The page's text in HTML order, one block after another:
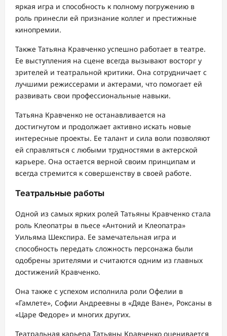
яркая игра и способность к полному погружению в
роль принесли ей признание коллег и престижные
кинопремии.
Также Татьяна Кравченко успешно работает в театре.
Ее выступления на сцене всегда вызывают восторг у
зрителей и театральной критики. Она сотрудничает с
лучшими режиссерами и актерами, что помогает ей
развивать свои профессиональные навыки.
Татьяна Кравченко не останавливается на
достигнутом и продолжает активно искать новые
интересные проекты. Ее талант и сила воли позволяют
ей справляться с любыми трудностями в актерской
карьере. Она остается верной своим принципам и
всегда стремится к совершенству в своей работе.
Театральные работы
Одной из самых ярких ролей Татьяны Кравченко стала
роль Клеопатры в пьесе «Антоний и Клеопатра»
Уильяма Шекспира. Ее замечательная игра и
способность передать сложность персонажа были
одобрены зрителями и считаются одним из главных
достижений Кравченко.
Она также с успехом исполнила роли Офелии в
«Гамлете», Софии Андреевны в «Дяде Ване», Роксаны в
«Царе Федоре» и многих других.
Театральная карьера Татьяны Кравченко оценивается